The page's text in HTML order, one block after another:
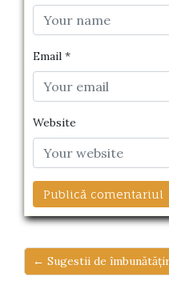
Email *
Website
← Sugestii de